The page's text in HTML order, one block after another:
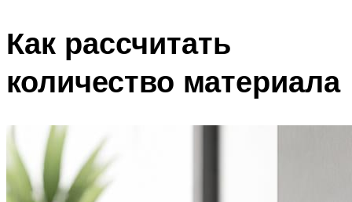
Как рассчитать
количество материала